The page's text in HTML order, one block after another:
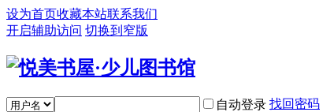
设为首页收藏本站联系我们
开启辅助访问 切换到窄版
自动登录 找回密码